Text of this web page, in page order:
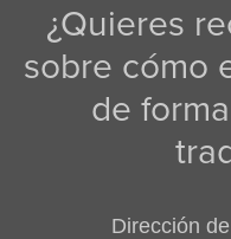
¿Quieres
sobre cómo
de
Dirección